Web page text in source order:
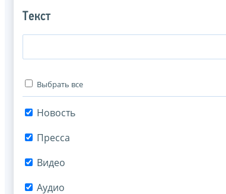
Текст
Выбрать все
Новость
Пресса
Видео
Аудио